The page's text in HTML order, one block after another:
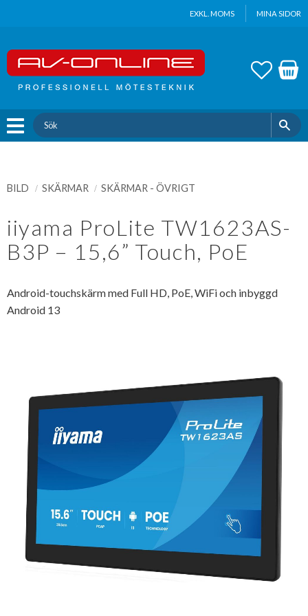
EXKL. MOMS MINA SIDOR
BILD SKÄRMAR SKÄRMAR - ÖVRIGT
iiyama ProLite TW1623AS-
B3P – 15,6” Touch, PoE
Android-touchskärm med Full HD, PoE, WiFi och inbyggd
Android 13